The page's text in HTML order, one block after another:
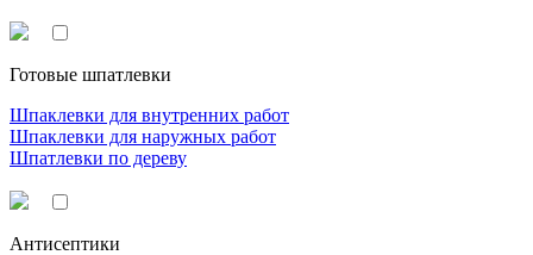
Готовые шпатлевки
Шпаклевки для внутренних работ
Шпаклевки для наружных работ
Шпатлевки по дереву
Антисептики